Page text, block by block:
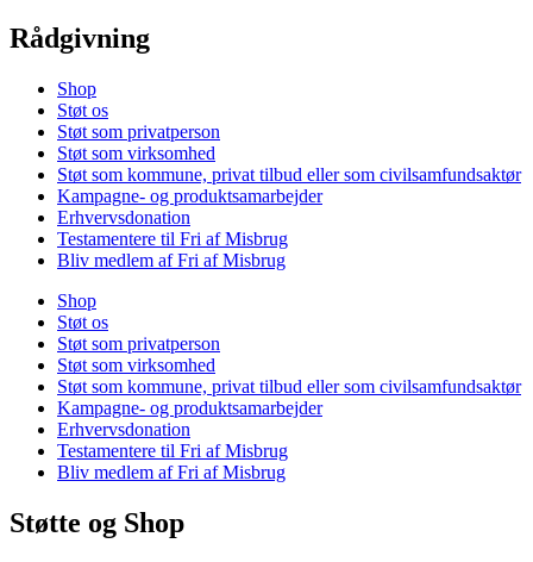
Rådgivning
Shop
Støt os
Støt som privatperson
Støt som virksomhed
Støt som kommune, privat tilbud eller som civilsamfundsaktør
Kampagne- og produktsamarbejder
Erhvervsdonation
Testamentere til Fri af Misbrug
Bliv medlem af Fri af Misbrug
Shop
Støt os
Støt som privatperson
Støt som virksomhed
Støt som kommune, privat tilbud eller som civilsamfundsaktør
Kampagne- og produktsamarbejder
Erhvervsdonation
Testamentere til Fri af Misbrug
Bliv medlem af Fri af Misbrug
Støtte og Shop